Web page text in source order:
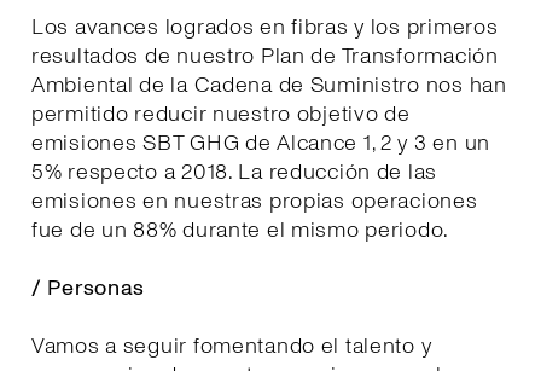
Los avances logrados en fibras y los primeros
resultados de nuestro Plan de Transformación
Ambiental de la Cadena de Suministro nos han
permitido reducir nuestro objetivo de
emisiones SBT GHG de Alcance 1, 2 y 3 en un
5% respecto a 2018. La reducción de las
emisiones en nuestras propias operaciones
fue de un 88% durante el mismo periodo.
/ Personas
Vamos a seguir fomentando el talento y